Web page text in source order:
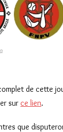
de cette
surce lien.
que